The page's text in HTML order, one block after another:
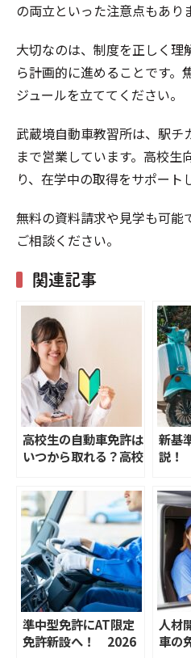
の両立といった注意点もあり
大切なのは、制度を正しく理
ら計画的に進めることです。
ジュールを立ててください。
武蔵境自動車教習所は、駅
まで営業しています。高校生
り、在学中の取得をサポート
無料の資料請求や見学も可能
ご相談ください。
関連記事
高校生の自動車免許は
いつから取れる？高校
リットやよくある質問
を解説
新基
説！
の動
準中型免許にAT限定
免許新設へ！ 2026
人材
車の